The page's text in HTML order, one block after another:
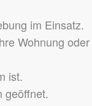
im Einsatz.
Wohnung
ist.
geöffnet.